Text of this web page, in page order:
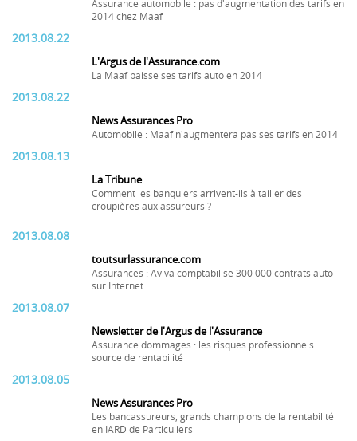
Assurance automobile : pas d'augmentation des tarifs en
2014 chez Maaf
2013.08.22
L'Argus de l'Assurance.com
La Maaf baisse ses tarifs auto en 2014
2013.08.22
News Assurances Pro
Automobile : Maaf n'augmentera pas ses tarifs en 2014
2013.08.13
La Tribune
Comment les banquiers arrivent-ils à tailler des
croupières aux assureurs ?
2013.08.08
toutsurlassurance.com
Assurances : Aviva comptabilise 300 000 contrats auto
sur Internet
2013.08.07
Newsletter de l'Argus de l'Assurance
Assurance dommages : les risques professionnels
source de rentabilité
2013.08.05
News Assurances Pro
Les bancassureurs, grands champions de la rentabilité
en IARD de Particuliers